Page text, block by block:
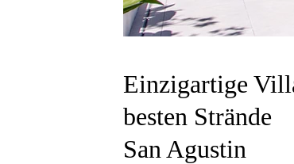
Einzigartige
besten Strände
San Agustin